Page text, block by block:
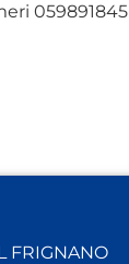
059891845
FRIGNANO